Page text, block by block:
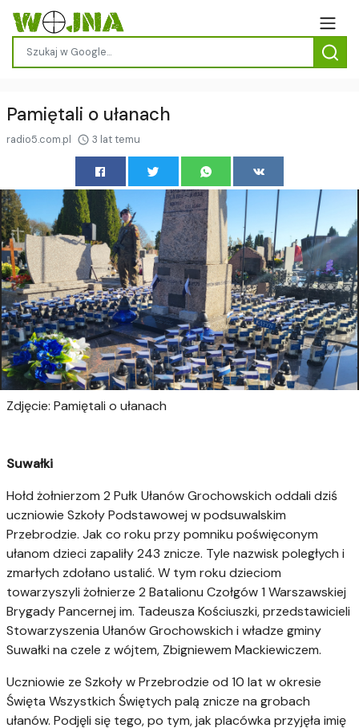
Pamiętali o ułanach
radio5.com.pl 3 lat temu
Zdjęcie: Pamiętali o ułanach
Suwałki
Hołd żołnierzom 2 Pułk Ułanów Grochowskich oddali dziś
uczniowie Szkoły Podstawowej w podsuwalskim
Przebrodzie. Jak co roku przy pomniku poświęconym
ułanom dzieci zapaliły 243 znicze. Tyle nazwisk poległych i
zmarłych zdołano ustalić. W tym roku dzieciom
towarzyszyli żołnierze 2 Batalionu Czołgów 1 Warszawskiej
Brygady Pancernej im. Tadeusza Kościuszki, przedstawicieli
Stowarzyszenia Ułanów Grochowskich i władze gminy
Suwałki na czele z wójtem, Zbigniewem Mackiewiczem.
Uczniowie ze Szkoły w Przebrodzie od 10 lat w okresie
Święta Wszystkich Świętych palą znicze na grobach
ułanów. Podjęli się tego, po tym, jak placówka przyjęła imię